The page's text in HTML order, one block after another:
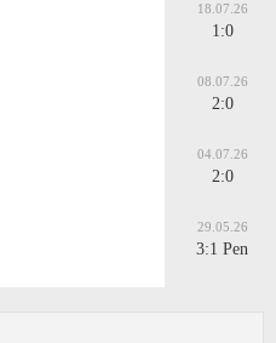
18.07.26
1:0
08.07.26
2:0
04.07.26
2:0
29.05.26
3:1 Pen